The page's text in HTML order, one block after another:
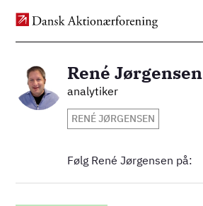
Gå
Billede René Jørgensen
analytiker
RENÉ JØRGENSEN
Følg René Jørgensen på: